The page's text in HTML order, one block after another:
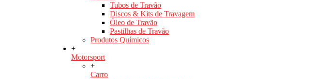
Tubos de Travão
Discos & Kits de Travagem
Óleo de Travão
Pastilhas de Travão
Produtos Químicos
+
Motorsport
+
Carro